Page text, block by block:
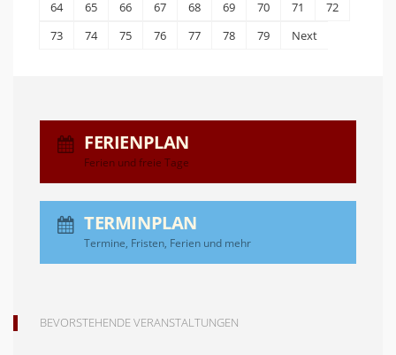
64 65 66 67 68 69 70 71
72
73
74 75 76 77 78 79 Next
FERIENPLAN
Ferien und freie Tage
TERMINPLAN
Termine, Fristen, Ferien und mehr
BEVORSTEHENDE VERANSTALTUNGEN